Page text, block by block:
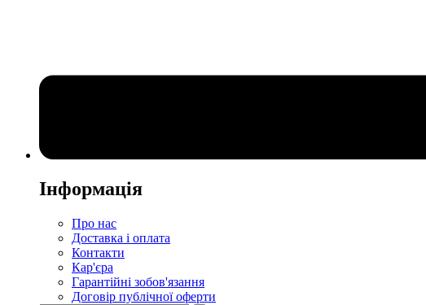
Інформація
Про нас
Доставка і оплата
Контакти
Кар'єра
Гарантійні зобов'язання
Договір публічної оферти